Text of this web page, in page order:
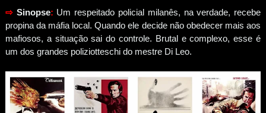
⇨ Sinopse: Um respeitado policial milanês, na verdade, recebe
propina da máfia local. Quando ele decide não obedecer mais aos
mafiosos, a situação sai do controle. Brutal e complexo, esse é
um dos grandes poliziotteschi do mestre Di Leo.